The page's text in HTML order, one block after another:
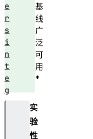
基
线
广
泛
可
用
*
实
验
性
e
r
s
i
n
t
e
g
r